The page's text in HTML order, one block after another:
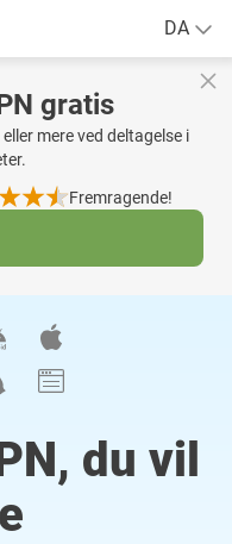
DA
gratis
mere ved deltagelse i
Fremragende!
du vil